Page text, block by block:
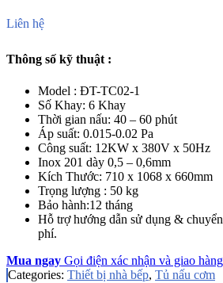
Liên hệ
Thông số kỹ thuật :
Model : ĐT-TC02-1
Số Khay: 6 Khay
Thời gian nấu: 40 – 60 phút
Áp suất: 0.015-0.02 Pa
Công suất: 12KW x 380V x 50Hz
Inox 201 dày 0,5 – 0,6mm
Kích Thước: 710 x 1068 x 660mm
Trọng lượng : 50 kg
Bảo hành:12 tháng
Hỗ trợ hướng dẫn sử dụng &
phí.
Mua ngay Gọi điện xác nhận và giao
Categories: Thiết bị nhà bếp, Tủ nấu cơm